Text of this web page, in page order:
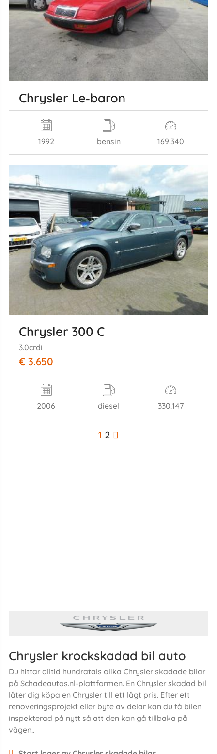
Chrysler Le‑baron
1992 bensin 169.340
Chrysler 300 C
3.0crdi
€ 3.650
2006 diesel 330.147
1 2
Chrysler krockskadad bil auto
Du hittar alltid hundratals olika Chrysler skadade bilar
på Schadeautos.nl-plattformen. En Chrysler skadad bil
låter dig köpa en Chrysler till ett lågt pris. Efter ett
renoveringsprojekt eller byte av delar kan du få bilen
inspekterad på nytt så att den kan gå tillbaka på
vägen..